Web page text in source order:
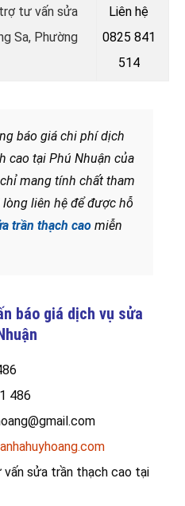
tư vấn sửa
Sa, Phường
Liên hệ
0825 841
514
báo giá chi phí dịch
cao tại Phú Nhuận của
mang tính chất tham
liên hệ để được hỗ
trần thạch cao miễn
báo giá dịch vụ sửa
486
sửa trần thạch cao tại